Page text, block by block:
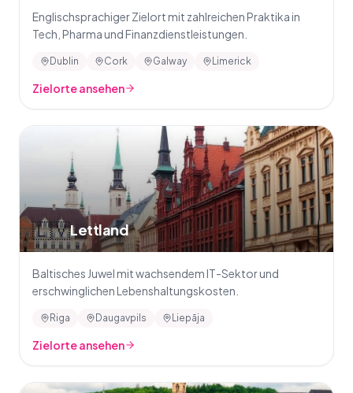
Englischsprachiger Zielort mit zahlreichen Praktika in
Tech, Pharma und Finanzdienstleistungen.
Dublin Cork Galway Limerick
Zielorte ansehen
🇱🇻Lettland
Baltisches Juwel mit wachsendem IT-Sektor und
erschwinglichen Lebenshaltungskosten.
Riga Daugavpils Liepāja
Zielorte ansehen